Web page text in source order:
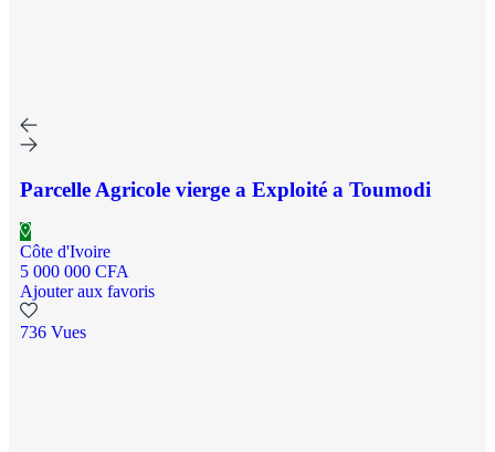
Parcelle Agricole vierge a Exploité a Toumodi
Côte d'Ivoire
5 000 000 CFA
Ajouter aux favoris
736 Vues